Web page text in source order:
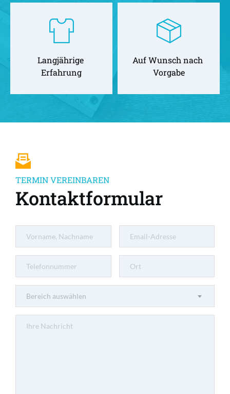
Langjährige
Erfahrung
Auf Wunsch nach
Vorgabe
TERMIN VEREINBAREN
Kontaktformular
Bereich auswählen